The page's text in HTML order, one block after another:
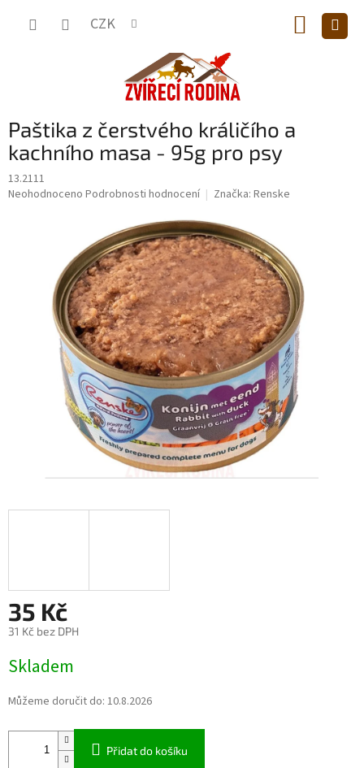
CZK
KOŠÍK
Paštika z čerstvého králičího a
kachního masa - 95g pro psy
13.2111
Průměrné
hvězdiček.
Neohodnoceno Podrobnosti hodnocení Značka: Renske
35 Kč
31 Kč bez DPH
cena:
Skladem
Můžeme doručit do: 10.8.2026
Přidat do košíku